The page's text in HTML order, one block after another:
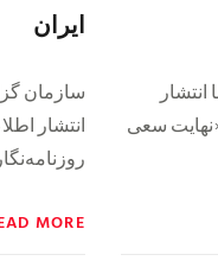
انتشار
سعی
ایران
سازمان
انتشار
MORE